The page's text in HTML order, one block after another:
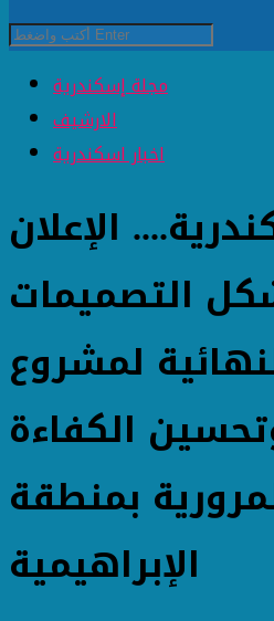
مجلة إسكندرية
الارشيف
اخبار اسكندرية
الإعلان
التصميمات
لمشروع
الكفاءة
بمنطقة
الإبراهيمية